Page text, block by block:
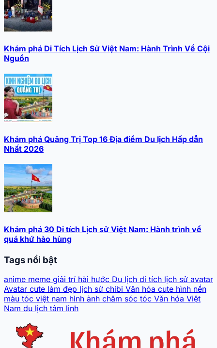
Khám phá Di Tích Lịch Sử Việt Nam: Hành Trình Về Cội
Nguồn
Khám phá Quảng Trị Top 16 Địa điểm Du lịch Hấp dẫn
Nhất 2026
Khám phá 30 Di tích Lịch sử Việt Nam: Hành trình về
quá khứ hào hùng
Tags nổi bật
anime meme giải trí hài hước Du lịch di tích lịch sử avatar
Avatar cute làm đẹp lịch sử chibi Văn hóa cute hình nền
màu tóc việt nam hình ảnh chăm sóc tóc Văn hóa Việt
Nam du lịch tâm linh